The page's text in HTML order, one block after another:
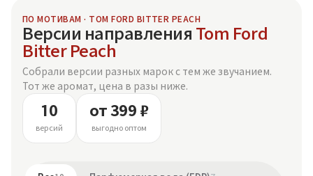
ПО МОТИВАМ · TOM FORD BITTER PEACH
Версии направления Tom Ford
Bitter Peach
Собрали версии разных марок с тем же звучанием.
Тот же аромат, цена в разы ниже.
10
версий
от 399 ₽
выгодно оптом